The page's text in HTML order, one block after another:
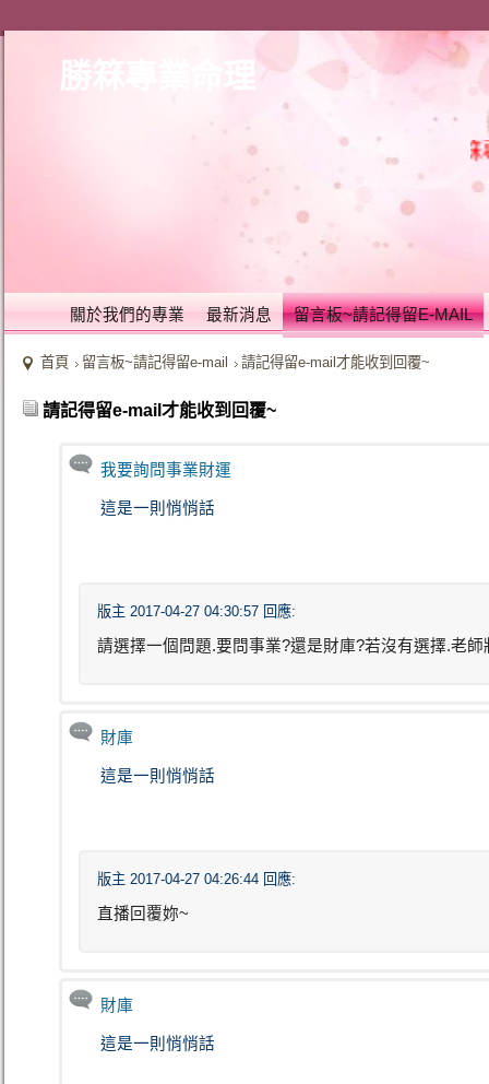
勝箖專業命理
關於我們的專業 最新消息 留言板~請記得留E-MAIL
首頁 留言板~請記得留e-mail 請記得留e-mail才能收到回覆~
請記得留e-mail才能收到回覆~
我要詢問事業財運
這是一則悄悄話
版主 2017-04-27 04:30:57 回應:
請選擇一個問題.要問事業?還是財庫?若沒有選擇.老
財庫
這是一則悄悄話
版主 2017-04-27 04:26:44 回應:
直播回覆妳~
財庫
這是一則悄悄話